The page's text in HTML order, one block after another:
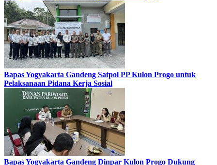
Bapas Yogyakarta Gandeng Satpol PP Kulon Progo untuk
Pelaksanaan Pidana Kerja Sosial
Bapas Yogyakarta Gandeng Dinpar Kulon Progo Dukung